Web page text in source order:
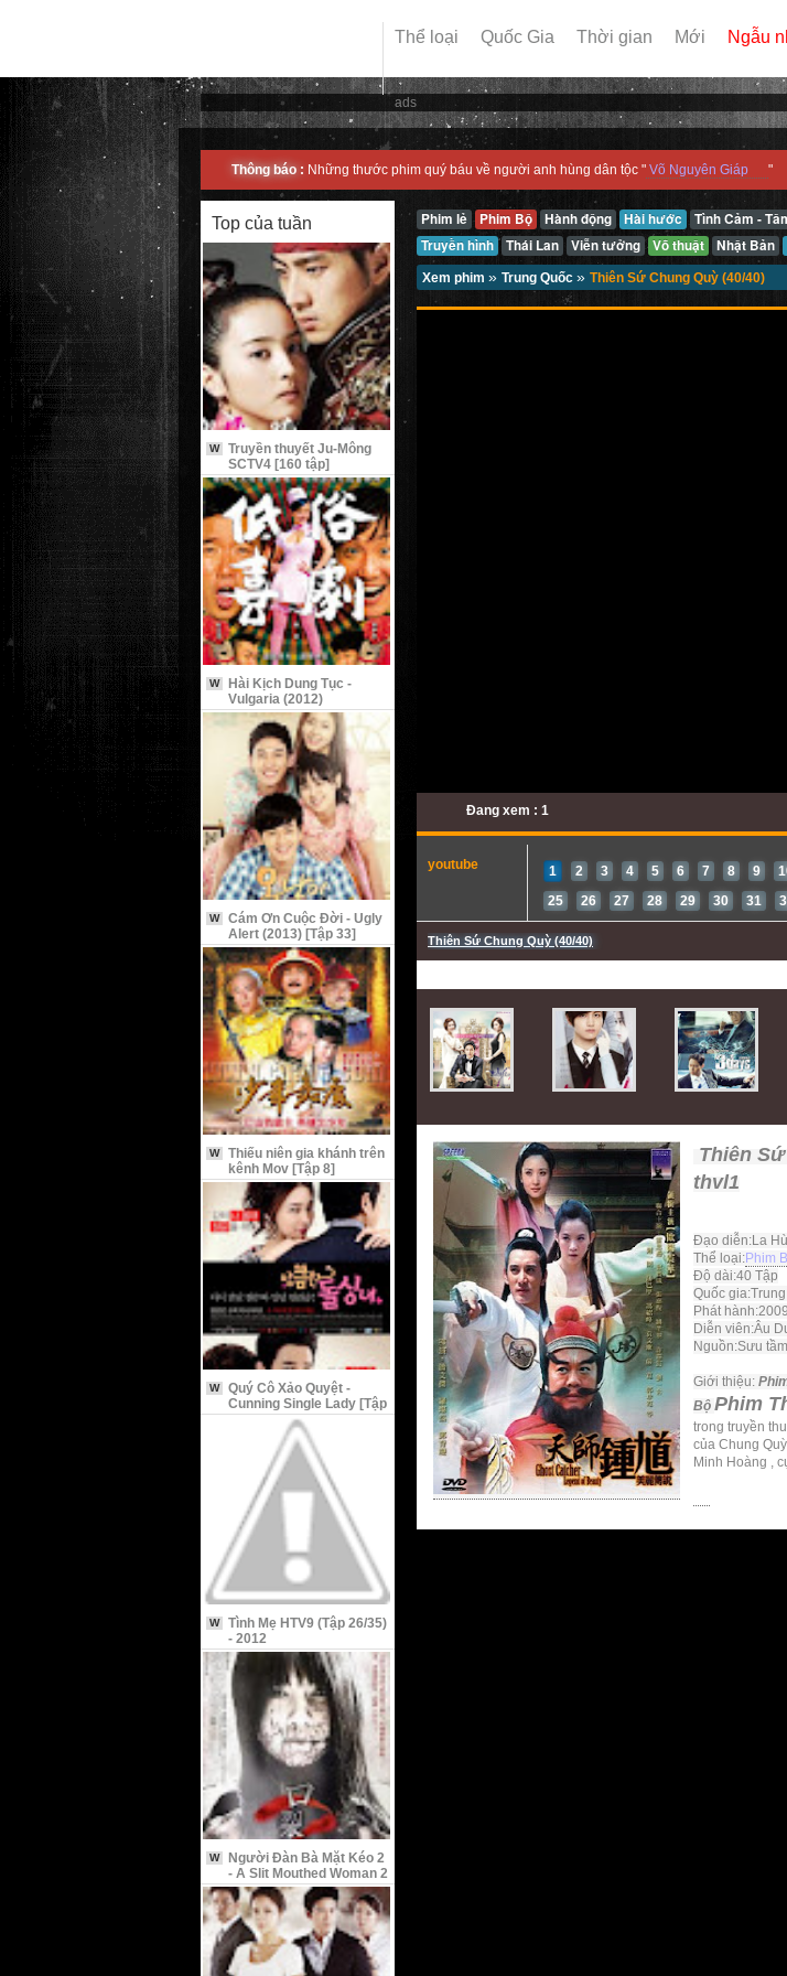
Thể loại Quốc Gia Thời gian Mới Ngẫu
ads
Thông báo : Những thước phim quý báu về người anh hùng dân tộc " Võ Nguyên Giáp "
Top của tuần
W
Truyền thuyết Ju-Mông
SCTV4 [160 tập]
W
Hài Kịch Dung Tục -
Vulgaria (2012)
W
Cám Ơn Cuộc Đời - Ugly
Alert (2013) [Tập 33]
W
Thiếu niên gia khánh trên
kênh Mov [Tập 8]
W
Quý Cô Xảo Quyệt -
Cunning Single Lady [Tập
9 Vietsub]
W
Tình Mẹ HTV9 (Tập 26/35)
- 2012
W
Người Đàn Bà Mặt Kéo 2
- A Slit Mouthed Woman 2
Phim lẻ Phim Bộ Hành động Hài hước Tình Cảm -
Truyền hình
Thái Lan Viễn tưởng Võ thuật Nhật Bản
Xem phim » Trung Quốc » Thiên Sứ Chung Quỳ (40/40)
Đang xem : 1
youtube 1 2 3 4 5 6 7 8 9
25
26 27 28 29 30 31
Thiên Sứ Chung Quỳ (40/40)
Thiên
thvl1
Đạo diễn:La
Thể loại:Phim
Độ dài:40 Tập
Quốc gia:
Phát hành:2009
Diễn viên:Âu
Nguồn:Sưu tầm
Giới thiệu:
Bộ Phim
trong truyền
của Chung
Minh Hoàng ,